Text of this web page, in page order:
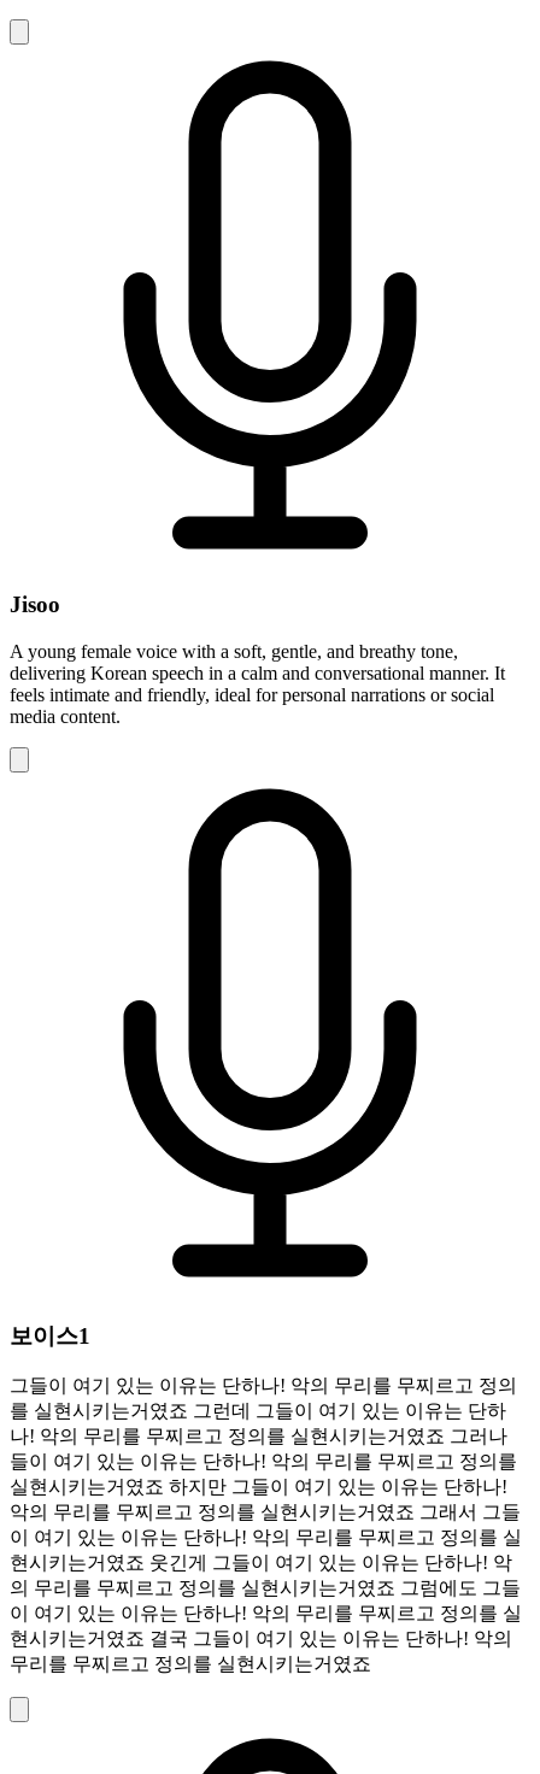
Jisoo
A young female voice with a soft, gentle, and breathy tone,
delivering Korean speech in a calm and conversational manner. It
feels intimate and friendly, ideal for personal narrations or social
media content.
보이스1
그들이 여기 있는 이유는 단하나! 악의 무리를 무찌르고 정의
를 실현시키는거였죠 그런데 그들이 여기 있는 이유는 단하
나! 악의 무리를 무찌르고 정의를 실현시키는거였죠 그러나
들이 여기 있는 이유는 단하나! 악의 무리를 무찌르고 정의를
실현시키는거였죠 하지만 그들이 여기 있는 이유는 단하나!
악의 무리를 무찌르고 정의를 실현시키는거였죠 그래서 그들
이 여기 있는 이유는 단하나! 악의 무리를 무찌르고 정의를 실
현시키는거였죠 웃긴게 그들이 여기 있는 이유는 단하나! 악
의 무리를 무찌르고 정의를 실현시키는거였죠 그럼에도 그들
이 여기 있는 이유는 단하나! 악의 무리를 무찌르고 정의를 실
현시키는거였죠 결국 그들이 여기 있는 이유는 단하나! 악의
무리를 무찌르고 정의를 실현시키는거였죠